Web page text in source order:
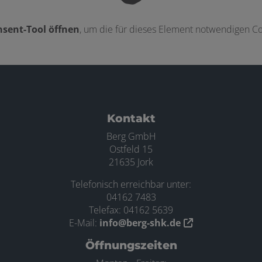
Tool öffnen, um die für dieses Element notwendigen
Kontakt
Berg GmbH
Ostfeld 15
21635 Jork
Telefonisch erreichbar unter:
04162 7483
Telefax: 04162 5639
E-Mail: info@berg-shk.de
Öffnungszeiten